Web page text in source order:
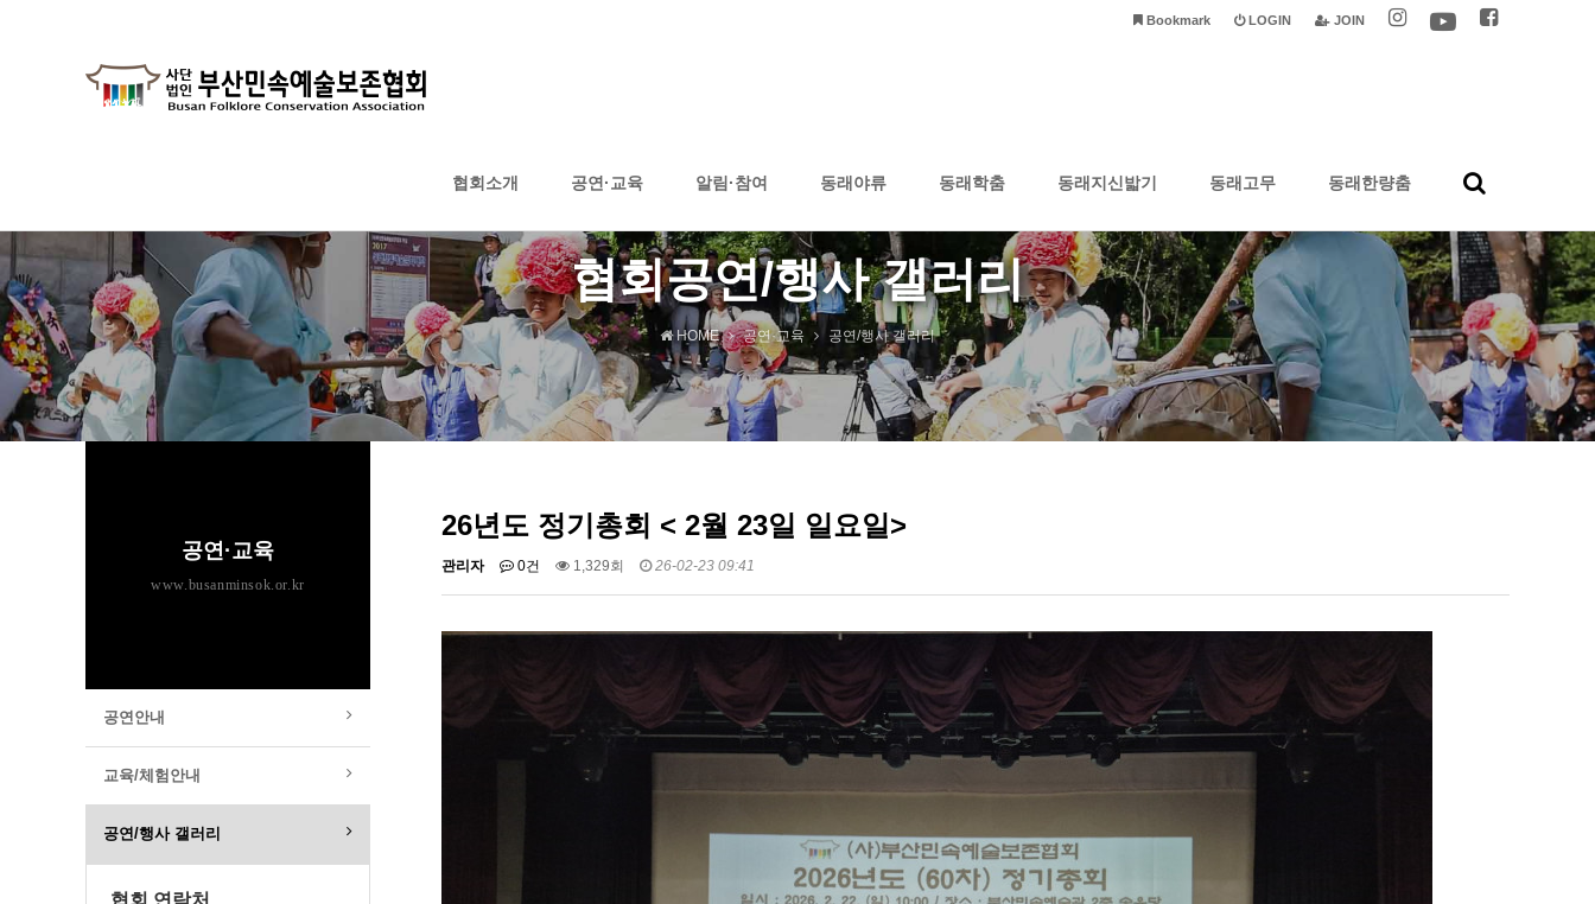
JOIN
LOGIN
Bookmark
협회소개 공연·교육 알림·참여 동래야류 동래학춤 동래지신밟기 동래고무 동래한량춤
협회공연/행사 갤러리
HOME 공연·교육 공연/행사 갤러리
26년도 정기총회 < 2월 23일 일요일>
관리자 0건 1,329회 26-02-23 09:41
공연·교육
www.busanminsok.or.kr
공연안내
교육/체험안내
공연/행사 갤러리
협회 연락처